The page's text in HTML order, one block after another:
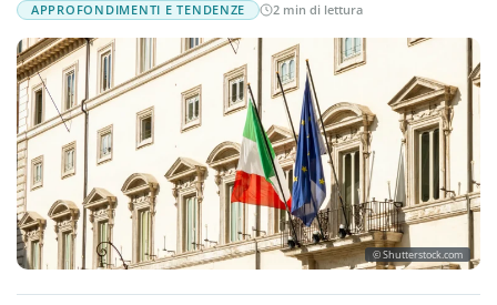
APPROFONDIMENTI E TENDENZE 2 min di lettura
© Shutterstock.com